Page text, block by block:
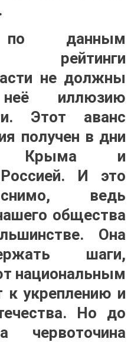
по данным
рейтинги
не должны
иллюзию
Этот аванс
получен в дни
Крыма и
И это
ведь
общества
Она
шаги,
национальным
к укреплению и
Но до